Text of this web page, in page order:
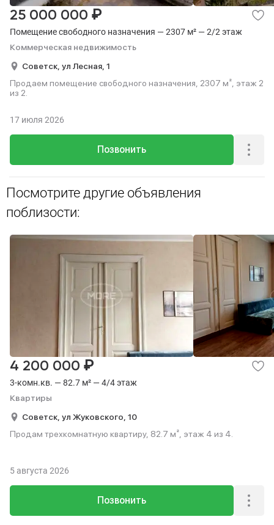
Помещение свободного назначения — 2307 м² — 2/2 этаж
Коммерческая недвижимость
25 000 000 ₽
Советск, ул Лесная, 1
Продаем помещение свободного назначения, 2307 м², этаж 2
из 2.
Позвонить
17 июля 2026
Посмотрите другие объявления
поблизости:
3-комн.кв. — 82.7 м² — 4/4 этаж
Квартиры
4 200 000 ₽
Советск, ул Жуковского, 10
Продам трехкомнатную квартиру, 82.7 м², этаж 4 из 4.
Позвонить
5 августа 2026